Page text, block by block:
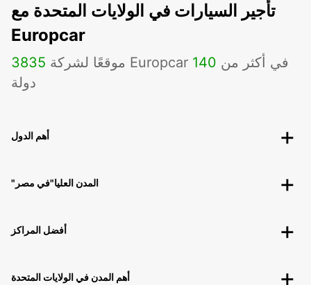
تأجير السيارات في الولايات المتحدة مع
Europcar
3835 موقعًا لشركة Europcar في أكثر من 140
دولة
أهم الدول
"المدن العليا"في مصر
أفضل المراكز
أهم المدن في الولايات المتحدة